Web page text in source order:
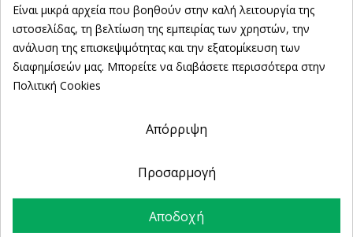
Δωρεάν Αποστολή άνω των 39€
ΔΩΡΕΑΝ Αντικαταβολή
100% Επιστροφή χρημάτων
από 2 Φυσικά Καταστήματα
ΠΕΡΙΓΡΑΦΉ
Είναι μικρά αρχεία που βοηθούν στην καλή λειτουργία της
ιστοσελίδας, τη βελτίωση της εμπειρίας των χρηστών, την
ανάλυση της επισκεψιμότητας και την εξατομίκευση των
διαφημίσεών μας. Μπορείτε να διαβάσετε περισσότερα στην
Πολιτική Cookies
Απόρριψη
Προσαρμογή
Αποδοχή